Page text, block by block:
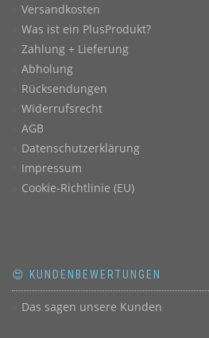
Versandkosten
Was ist ein PlusProdukt?
Zahlung + Lieferung
Abholung
Rücksendungen
Widerrufsrecht
AGB
Datenschutzerklärung
Impressum
Cookie-Richtlinie (EU)
😍 KUNDENBEWERTUNGEN
Das sagen unsere Kunden